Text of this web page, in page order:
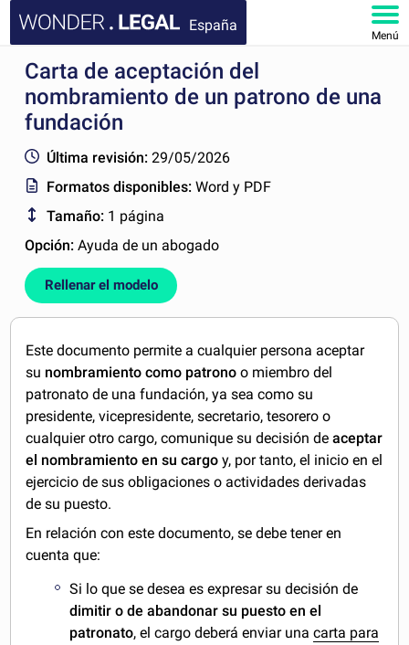
España
Menú
INICIO
DOCUMENTOS
FAQ
MI CUENTA
Carta de aceptación del
nombramiento de un patrono de una
fundación
Última revisión: 29/05/2026
Formatos disponibles:Word y PDF
Tamaño: 1 página
Opción:Ayuda de un abogado
Rellenar el modelo
Este documento permite a cualquier persona aceptar
su nombramiento como patrono o miembro del
patronato de una fundación, ya sea como su
presidente, vicepresidente, secretario, tesorero o
cualquier otro cargo, comunique su decisión deaceptar
el nombramiento en su cargoy, por tanto, el inicio en el
ejercicio de sus obligaciones o actividades derivadas
de su puesto.
En relación con este documento, se debe tener en
cuenta que:
Si lo que se desea es expresar su decisión de
dimitir o de abandonar su puesto en el
patronato, el cargo deberá enviar unacarta para